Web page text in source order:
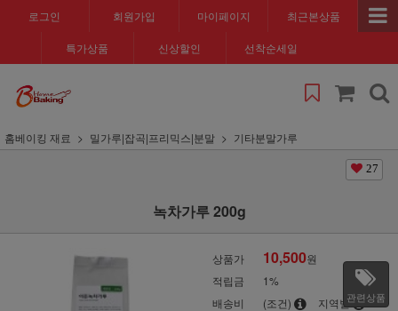
로그인 회원가입 마이페이지 최근본상품
특가상품 신상할인 선착순세일
홈베이킹 재료 밀가루|잡곡|프리믹스|분말 기타분말가루
27
녹차가루 200g
상품가 10,500원
적립금
1%
배송비
(조건) 지역별관련상품